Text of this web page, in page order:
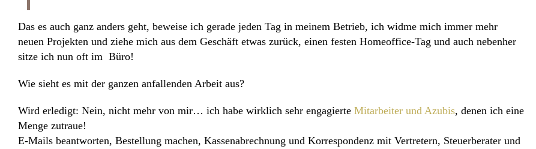
Das es auch ganz anders geht, beweise ich gerade jeden Tag in meinem Betrieb, ich widme mich immer mehr
neuen Projekten und ziehe mich aus dem Geschäft etwas zurück, einen festen Homeoffice-Tag und auch nebenher
sitze ich nun oft im Büro!
Wie sieht es mit der ganzen anfallenden Arbeit aus?
Wird erledigt: Nein, nicht mehr von mir… ich habe wirklich sehr engagierte Mitarbeiter und Azubis, denen ich eine
Menge zutraue!
E-Mails beantworten, Bestellung machen, Kassenabrechnung und Korrespondenz mit Vertretern, Steuerberater und